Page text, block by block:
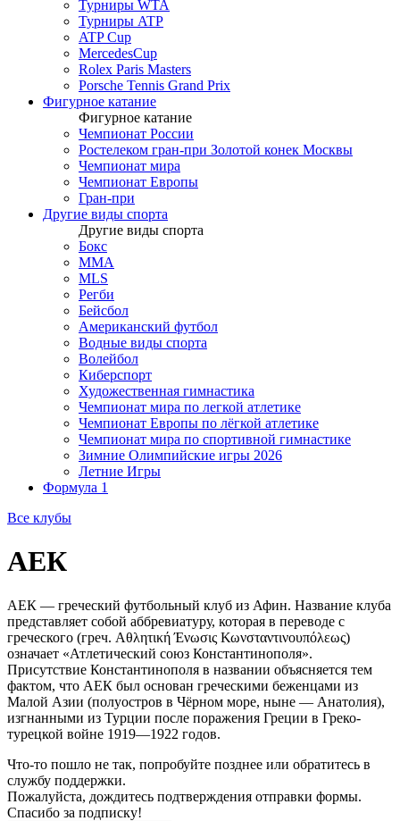
Турниры WTA
Турниры ATP
ATP Cup
MercedesCup
Rolex Paris Masters
Porsche Tennis Grand Prix
Фигурное катание
Фигурное катание
Чемпионат России
Ростелеком гран-при Золотой конек Москвы
Чемпионат мира
Чемпионат Европы
Гран-при
Другие виды спорта
Другие виды спорта
Бокс
MMA
MLS
Регби
Бейсбол
Американский футбол
Водные виды спорта
Волейбол
Киберспорт
Художественная гимнастика
Чемпионат мира по легкой атлетике
Чемпионат Европы по лёгкой атлетике
Чемпионат мира по спортивной гимнастике
Зимние Олимпийские игры 2026
Летние Игры
Формула 1
Все клубы
АЕК
АЕК — греческий футбольный клуб из Афин. Название клуба
представляет собой аббревиатуру, которая в переводе с
греческого (греч. Αθλητική Ένωσις Κωνσταντινουπόλεως)
означает «Атлетический союз Константинополя».
Присутствие Константинополя в названии объясняется тем
фактом, что АЕК был основан греческими беженцами из
Малой Азии (полуостров в Чёрном море, ныне — Анатолия),
изгнанными из Турции после поражения Греции в Греко-
турецкой войне 1919—1922 годов.
Что-то пошло не так, попробуйте позднее или обратитесь в
службу поддержки.
Пожалуйста, дождитесь подтверждения отправки формы.
Спасибо за подписку!